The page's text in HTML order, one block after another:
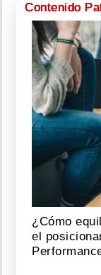
Pty
Audio
responde
por
disputa
de
regalías
y
canciones
DE
JAPANESE
06,
2026
Contenido
¿Cómo
el